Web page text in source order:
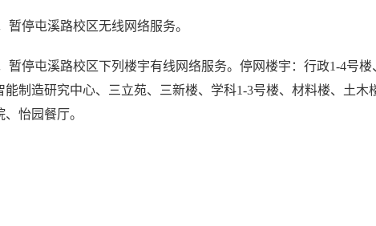
暂停屯溪路校区无线网络服务。
暂停屯溪路校区下列楼宇有线网络服务。停网楼宇：行政1-4号楼
能制造研究中心、三立苑、三新楼、学科1-3号楼、材料楼、土木
怡园餐厅。